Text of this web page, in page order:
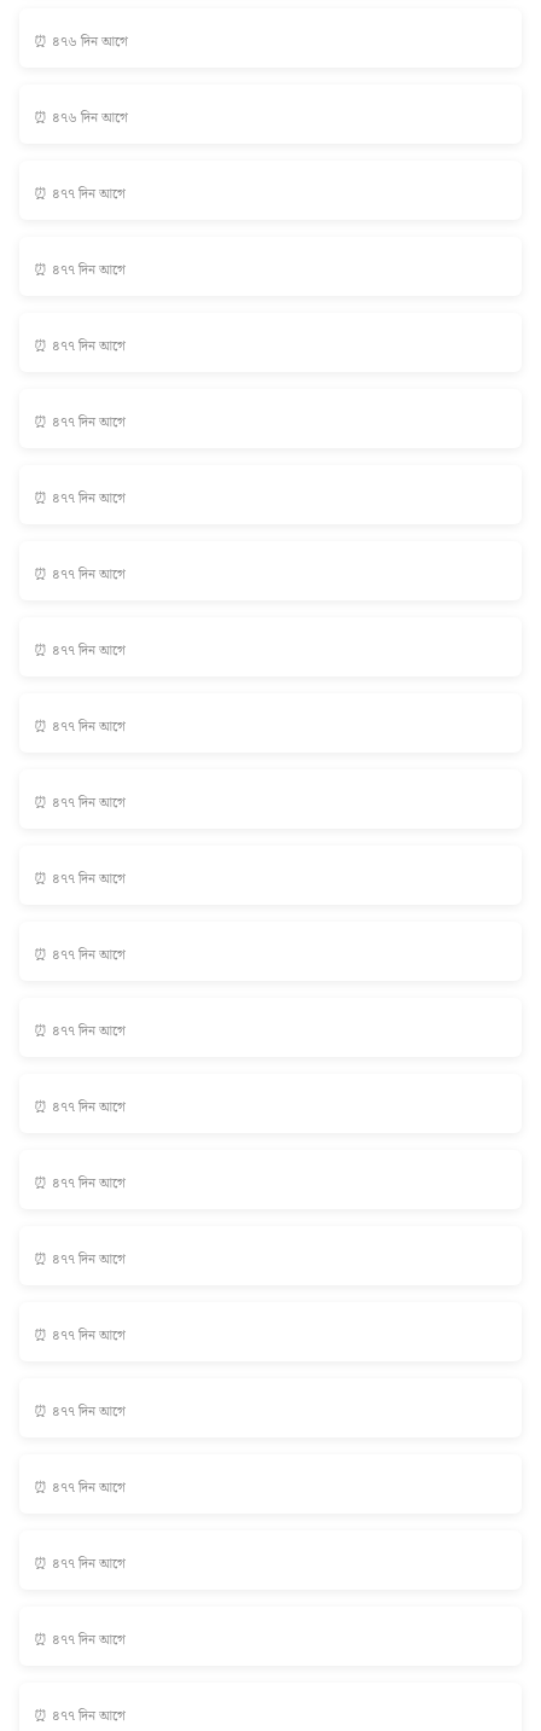
⏰ ৪৭৬ দিন আগে
⏰ ৪৭৬ দিন আগে
⏰ ৪৭৭ দিন আগে
⏰ ৪৭৭ দিন আগে
⏰ ৪৭৭ দিন আগে
⏰ ৪৭৭ দিন আগে
⏰ ৪৭৭ দিন আগে
⏰ ৪৭৭ দিন আগে
⏰ ৪৭৭ দিন আগে
⏰ ৪৭৭ দিন আগে
⏰ ৪৭৭ দিন আগে
⏰ ৪৭৭ দিন আগে
⏰ ৪৭৭ দিন আগে
⏰ ৪৭৭ দিন আগে
⏰ ৪৭৭ দিন আগে
⏰ ৪৭৭ দিন আগে
⏰ ৪৭৭ দিন আগে
⏰ ৪৭৭ দিন আগে
⏰ ৪৭৭ দিন আগে
⏰ ৪৭৭ দিন আগে
⏰ ৪৭৭ দিন আগে
⏰ ৪৭৭ দিন আগে
⏰ ৪৭৭ দিন আগে